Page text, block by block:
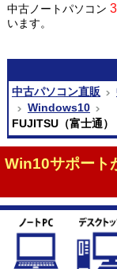
中古ノートパソコン 3
います。
中古パソコン直販
Windows10
FUJITSU（富士通
Win10サポート